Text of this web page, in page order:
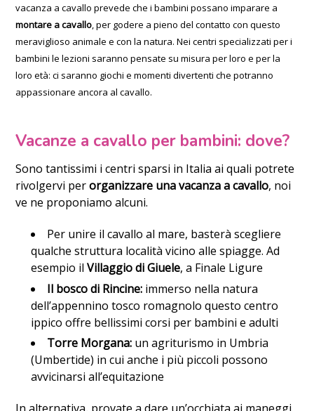
vacanza a cavallo prevede che i bambini possano imparare a
montare a cavallo, per godere a pieno del contatto con questo
meraviglioso animale e con la natura. Nei centri specializzati per i
bambini le lezioni saranno pensate su misura per loro e per la
loro età: ci saranno giochi e momenti divertenti che potranno
appassionare ancora al cavallo.
Vacanze a cavallo per bambini: dove?
Sono tantissimi i centri sparsi in Italia ai quali potrete
rivolgervi perorganizzare una vacanza a cavallo, noi
ve ne proponiamo alcuni.
Per unire il cavallo al mare, basterà scegliere
qualche struttura località vicino alle spiagge. Ad
esempio il Villaggio di Giuele, a Finale Ligure
Il bosco di Rincine: immerso nella natura
dell’appennino tosco romagnolo questo centro
ippico offre bellissimi corsi per bambini e adulti
Torre Morgana: un agriturismo in Umbria
(Umbertide) in cui anche i più piccoli possono
avvicinarsi all’equitazione